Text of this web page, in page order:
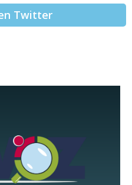
Twitter